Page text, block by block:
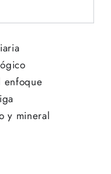
enfoque
y mineral